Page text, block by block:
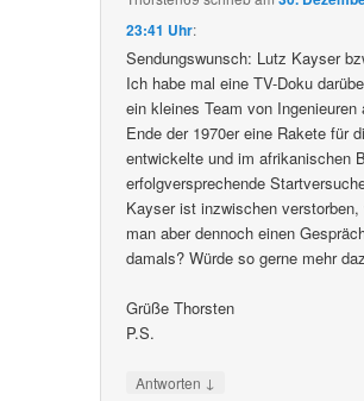
23:41 Uhr:
Sendungswunsch: Lutz Kayser
Ich habe mal eine TV-Doku
ein kleines Team von
Ende der 1970er eine Rakete für
entwickelte und im afrikanischen
erfolgversprechende
Kayser ist inzwischen
man aber dennoch einen
damals? Würde so gerne mehr
Grüße Thorsten
P.S.
Antworten ↓